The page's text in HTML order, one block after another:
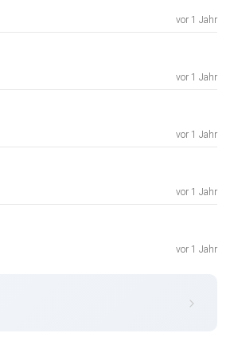
vor 1 Jahr
vor 1 Jahr
vor 1 Jahr
vor 1 Jahr
vor 1 Jahr